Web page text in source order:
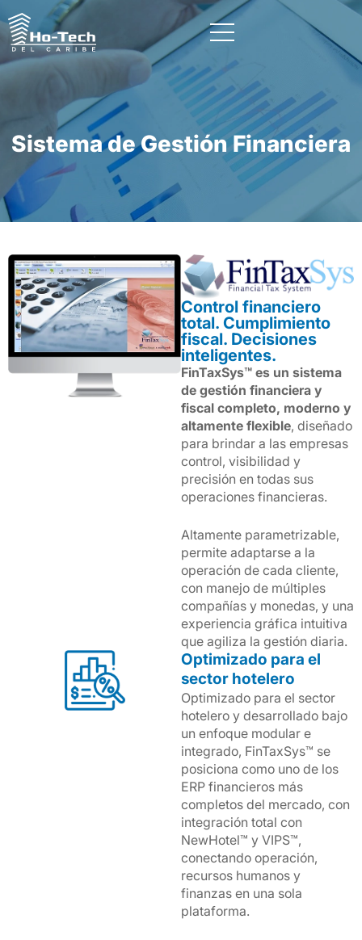
Sistema de Gestión Financiera
Control financiero
total. Cumplimiento
fiscal. Decisiones
inteligentes.
FinTaxSys™ es un sistema
de gestión financiera y
fiscal completo, moderno y
altamente flexible, diseñado
para brindar a las empresas
control, visibilidad y
precisión en todas sus
operaciones financieras.
Altamente parametrizable,
permite adaptarse a la
operación de cada cliente,
con manejo de múltiples
compañías y monedas, y una
experiencia gráfica intuitiva
que agiliza la gestión diaria.
Optimizado para el
sector hotelero
Optimizado para el sector
hotelero y desarrollado bajo
un enfoque modular e
integrado, FinTaxSys™ se
posiciona como uno de los
ERP financieros más
completos del mercado, con
integración total con
NewHotel™ y VIPS™,
conectando operación,
recursos humanos y
finanzas en una sola
plataforma.